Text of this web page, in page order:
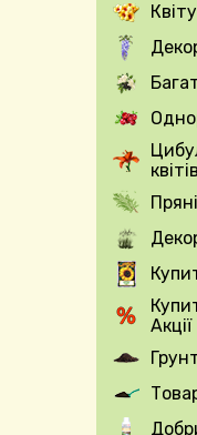
Expand
Expand
Expand
Expand
квітів
Expand
Expand
Expand
Expand
Акції
Expand